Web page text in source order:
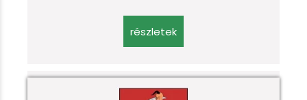
részletek